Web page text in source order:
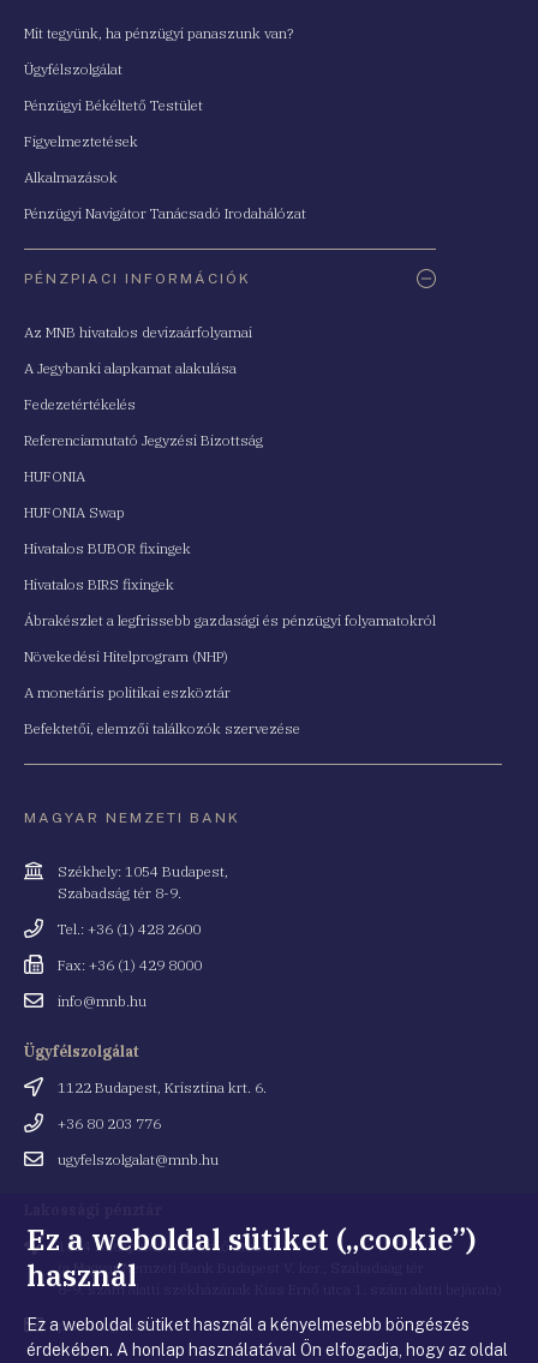
Mit tegyünk, ha pénzügyi panaszunk van?
Ügyfélszolgálat
Pénzügyi Békéltető Testület
Figyelmeztetések
Alkalmazások
Pénzügyi Navigátor Tanácsadó Irodahálózat
PÉNZPIACI INFORMÁCIÓK
Az MNB hivatalos devizaárfolyamai
A Jegybanki alapkamat alakulása
Fedezetértékelés
Referenciamutató Jegyzési Bizottság
HUFONIA
HUFONIA Swap
Hivatalos BUBOR fixingek
Hivatalos BIRS fixingek
Ábrakészlet a legfrissebb gazdasági és pénzügyi folyamatokról
Növekedési Hitelprogram (NHP)
A monetáris politikai eszköztár
Befektetői, elemzői találkozók szervezése
MAGYAR NEMZETI BANK
Cím
Székhely: 1054 Budapest,
Szabadság tér 8-9.
Telefonszám
Tel.: +36 (1) 428 2600
Fax
Fax: +36 (1) 429 8000
Emailinfo@mnb.hu
Ügyfélszolgálat
Cím
1122 Budapest, Krisztina krt. 6.
Telefonszám
+36 80 203 776
Emailugyfelszolgalat@mnb.hu
Cím 1054 Budapest, Kiss Ernő utca 1.
(a Magyar Nemzeti Bank Budapest V. ker., Szabadság tér
8-9. szám alatti székházának Kiss Ernő utca 1. szám alatti bejárata)
Email
cím
penztar@mnb.hu
Ez a weboldal sütiket („cookie”)
használ
Ez a weboldal sütiket használ a kényelmesebb böngészés
érdekében. A honlap használatával Ön elfogadja, hogy az oldal